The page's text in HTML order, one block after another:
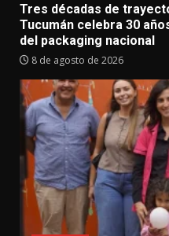
Tres décadas de
Tucumán celebra 30
del packaging nacional
8 de agosto de 2026